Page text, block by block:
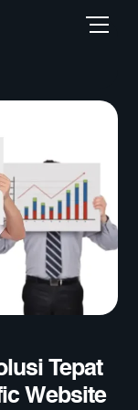
Tepat
Website